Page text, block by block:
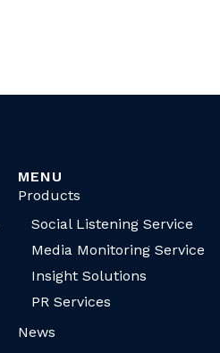
MENU
Products
Social Listening Service
Media Monitoring Service
Insight Solutions
PR Services
News